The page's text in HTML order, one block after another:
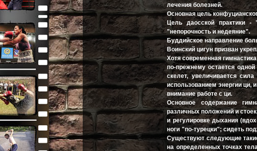
лечения болезней.
Основная цель
Цель даосской практики
"непорочность и недеяние".
Буддийское направление
Воинский цигун призван
Хотя современная
по-прежнему остается
скелет, увеличивается
использованием энергии
внимание работе с ци.
Основное содержание
различных положений и
и регулировке дыхания
ноги "по-турецки"; сидеть
Существуют следующие
на определенных точках